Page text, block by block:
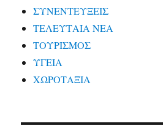
ΣΥΝΕΝΤΕΥΞΕΙΣ
ΤΕΛΕΥΤΑΙΑ ΝΕΑ
ΤΟΥΡΙΣΜΟΣ
ΥΓΕΙΑ
ΧΩΡΟΤΑΞΙΑ